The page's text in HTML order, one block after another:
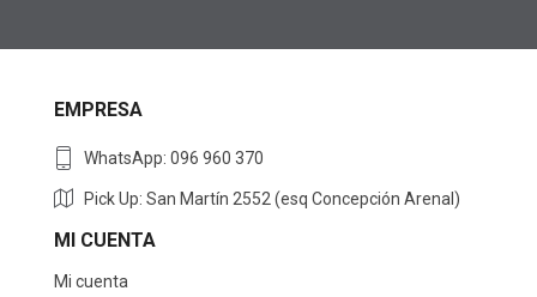
EMPRESA
WhatsApp: 096 960 370
Pick Up: San Martín 2552 (esq Concepción Arenal)
MI CUENTA
Mi cuenta